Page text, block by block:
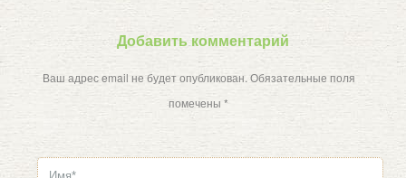
Добавить комментарий
Ваш адрес email не будет опубликован. Обязательные поля
помечены *